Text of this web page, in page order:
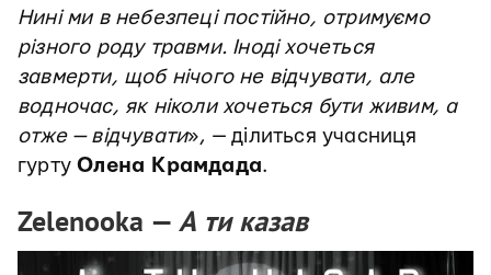
Нині ми в небезпеці постійно, отримуємо
різного роду травми. Іноді хочеться
завмерти, щоб нічого не відчувати, але
водночас, як ніколи хочеться бути живим, а
отже — відчувати», — ділиться учасниця
гуртуОлена Крамдада.
Zelenooka — А ти казав